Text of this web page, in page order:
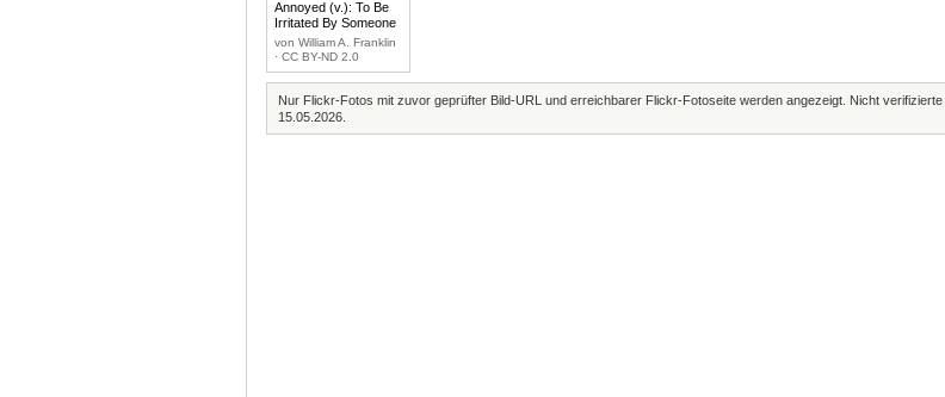
Annoyed (v.): To Be
Irritated By Someone
von William A. Franklin
· CC BY-ND 2.0
Nur Flickr-Fotos mit zuvor geprüfter Bild-URL und erreichbarer Flickr-Fotoseite werden angezeigt. Nicht
15.05.2026.